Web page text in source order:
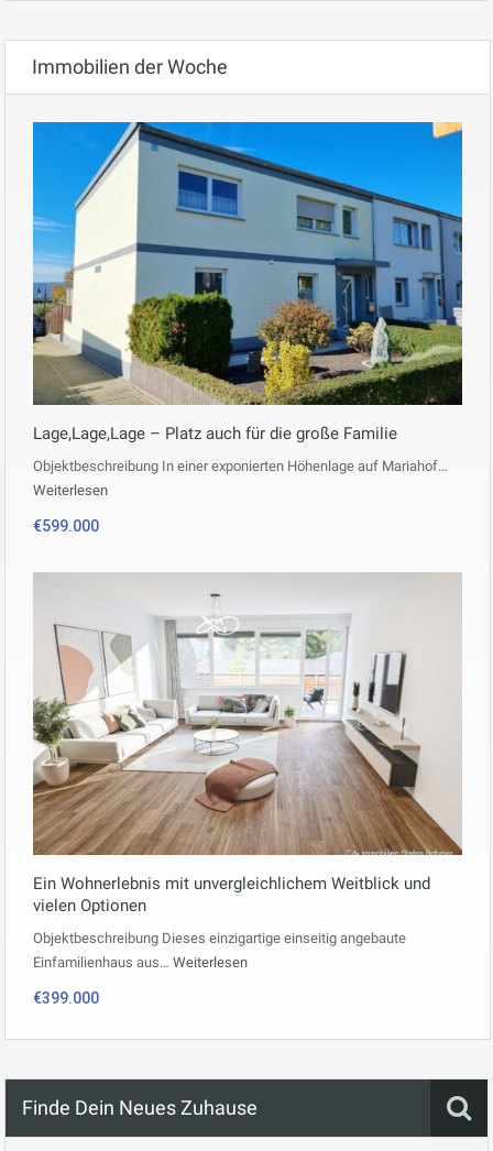
Immobilien der Woche
Lage,Lage,Lage – Platz auch für die große Familie
Objektbeschreibung In einer exponierten Höhenlage auf Mariahof…
Weiterlesen
€599.000
Ein Wohnerlebnis mit unvergleichlichem Weitblick und
vielen Optionen
Objektbeschreibung Dieses einzigartige einseitig angebaute
Einfamilienhaus aus… Weiterlesen
€399.000
Finde Dein Neues Zuhause